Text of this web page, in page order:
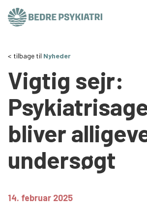
Tal og fakta
Om os
Vær med
Presse og politik
tilbage til Nyheder
Vigtig sejr:
bliver
undersøgt
14. februar 2025